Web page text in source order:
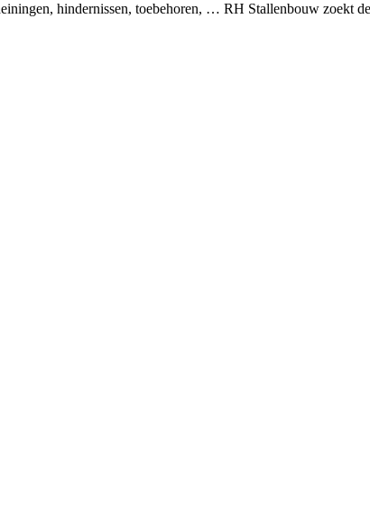
hindernissen, toebehoren, … RH Stallenbouw zoekt